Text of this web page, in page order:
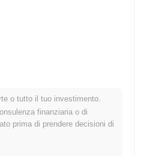
che ha registrato un
o tutto il tuo investimento.
finanziaria o di
prima di prendere decisioni di